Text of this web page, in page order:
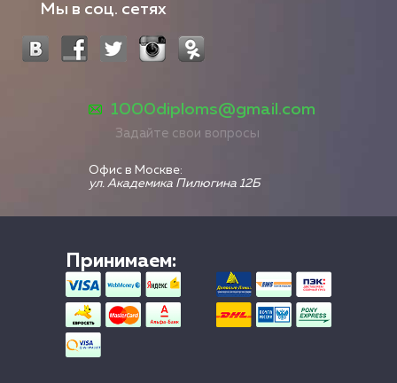
Мы в соц. сетях
1000diploms@gmail.com
Задайте свои вопросы
Офис в Москве:
ул. Академика Пилюгина 12Б
Принимаем: